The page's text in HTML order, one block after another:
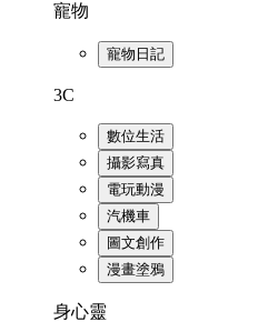
寵物
寵物日記
3C
數位生活
攝影寫真
電玩動漫
汽機車
圖文創作
漫畫塗鴉
身心靈